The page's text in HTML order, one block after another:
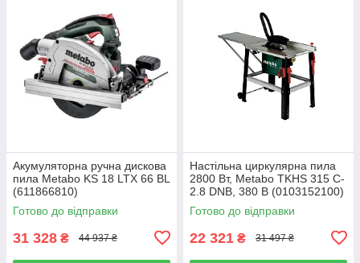
Акумуляторна ручна дискова
пила Metabo KS 18 LTX 66 BL
(611866810)
Готово до відправки
31 328 ₴ 44 937 ₴
Настільна циркулярна пила
2800 Вт, Metabo TKHS 315 C-
2.8 DNB, 380 В (0103152100)
Готово до відправки
22 321 ₴ 31 497 ₴